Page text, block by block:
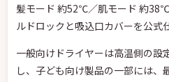
髪モード 約52℃／肌モード 約
ルドロックと吸込口カバーを公式
一般向けドライヤーは高温側の設
し、子ども向け製品の一部には、